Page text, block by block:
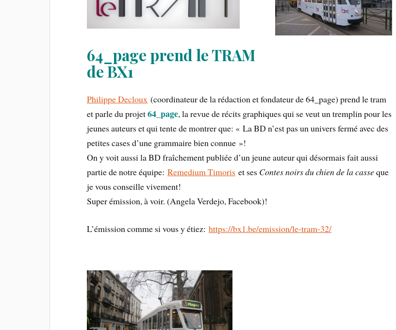
64_page prend le TRAM
de BX1
Philippe Decloux (coordinateur de la rédaction et fondateur de 64_page) prend le tram
et parle du projet64_page, la revue de récits graphiques qui se veut un tremplin pour les
jeunes auteurs et qui tente de montrer que: « La BD n’est pas un univers fermé avec des
petites cases d’une grammaire bien connue »​!
On y voit aussi la BD fraîchement publiée d’un jeune auteur qui désormais fait aussi
partie de notre équipe:Remedium Timoris et ses Contes noirs du chien de la casseque
je vous conseille vivement!
Super émission, à voir. (Angela Verdejo, Facebook)!
L’émission comme si vous y étiez:https://bx1.be/emission/le-tram-32/